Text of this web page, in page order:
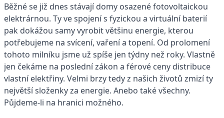
Běžné se již dnes stávají domy osazené fotovoltaickou
elektrárnou. Ty ve spojení s fyzickou a virtuální baterií
pak dokážou samy vyrobit většinu energie, kterou
potřebujeme na svícení, vaření a topení. Od prolomení
tohoto milníku jsme už spíše jen týdny než roky. Vlastně
jen čekáme na poslední zákon a férové ceny distribuce
vlastní elektřiny. Velmi brzy tedy z našich životů zmizí ty
největší složenky za energie. Anebo také všechny.
Půjdeme-li na hranici možného.